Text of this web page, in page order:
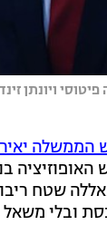
ויונתן
הממשלה
האופוזיציה
שטח
ובלי